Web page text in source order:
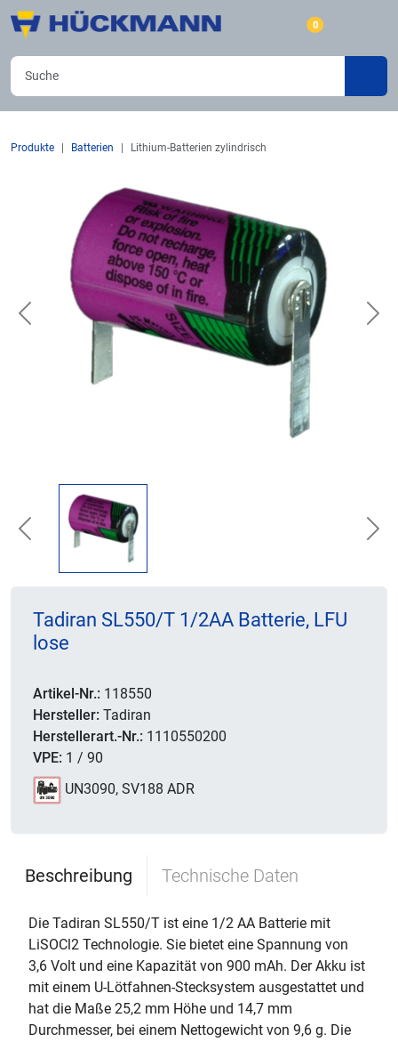
0
Produkte Batterien Lithium-Batterien zylindrisch
Previous
Previous
Tadiran SL550/T 1/2AA Batterie, LFU
lose
Artikel-Nr.: 118550
Hersteller: Tadiran
Herstellerart.-Nr.: 1110550200
VPE: 1 / 90
UN3090, SV188 ADR
Beschreibung Technische Daten
Die Tadiran SL550/T ist eine 1/2 AA Batterie mit
LiSOCl2 Technologie. Sie bietet eine Spannung von
3,6 Volt und eine Kapazität von 900 mAh. Der Akku ist
mit einem U-Lötfahnen-Stecksystem ausgestattet und
hat die Maße 25,2 mm Höhe und 14,7 mm
Durchmesser, bei einem Nettogewicht von 9,6 g. Die